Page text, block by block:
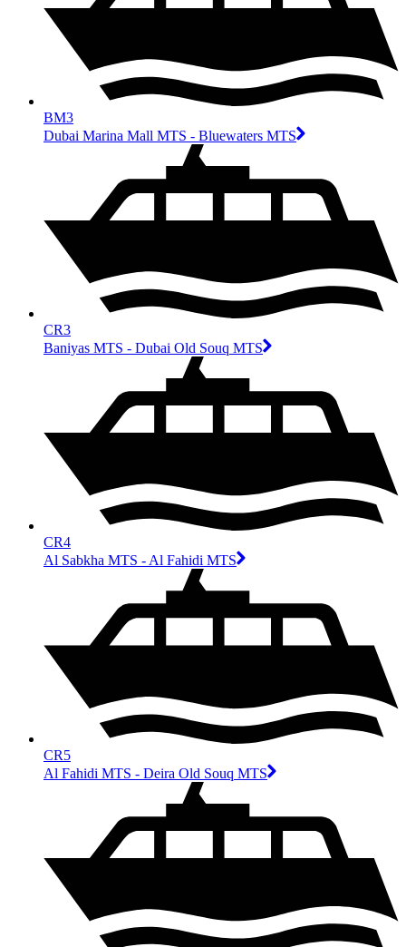
BM3
Dubai Marina Mall MTS - Bluewaters MTS
CR3
Baniyas MTS - Dubai Old Souq MTS
CR4
Al Sabkha MTS - Al Fahidi MTS
CR5
Al Fahidi MTS - Deira Old Souq MTS